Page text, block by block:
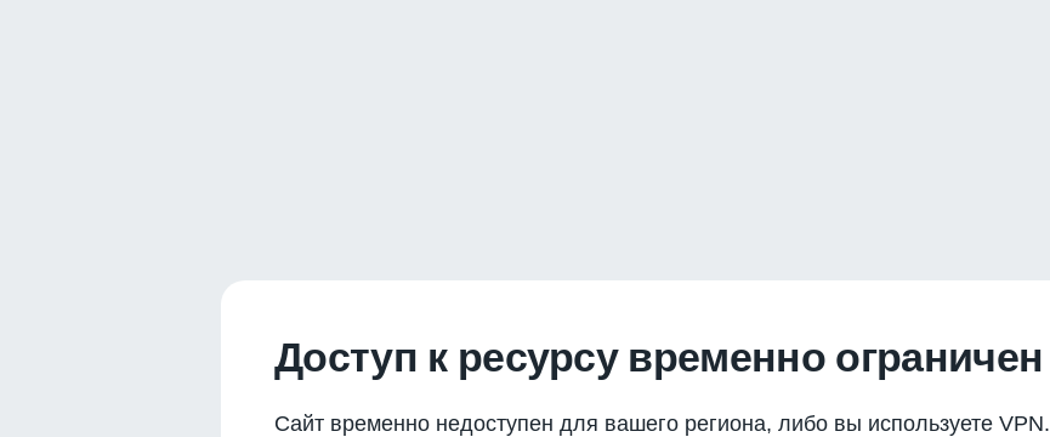
Доступ к ресурсу временно ограничен
Сайт временно недоступен для вашего региона, либо вы используете VPN.